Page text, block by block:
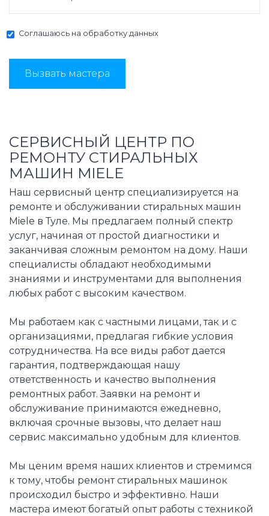
Соглашаюсь на обработку данных
Вызвать мастера
СЕРВИСНЫЙ ЦЕНТР ПО
РЕМОНТУ СТИРАЛЬНЫХ
МАШИН MIELE
Наш сервисный центр специализируется на
ремонте и обслуживании стиральных машин
Miele в Туле. Мы предлагаем полный спектр
услуг, начиная от простой диагностики и
заканчивая сложным ремонтом на дому. Наши
специалисты обладают необходимыми
знаниями и инструментами для выполнения
любых работ с высоким качеством.
Мы работаем как с частными лицами, так и с
организациями, предлагая гибкие условия
сотрудничества. На все виды работ дается
гарантия, подтверждающая нашу
ответственность и качество выполнения
ремонтных работ. Заявки на ремонт и
обслуживание принимаются ежедневно,
включая срочные вызовы, что делает наш
сервис максимально удобным для клиентов.
Мы ценим время наших клиентов и стремимся
к тому, чтобы ремонт стиральных машинок
происходил быстро и эффективно. Наши
мастера имеют богатый опыт работы с техникой